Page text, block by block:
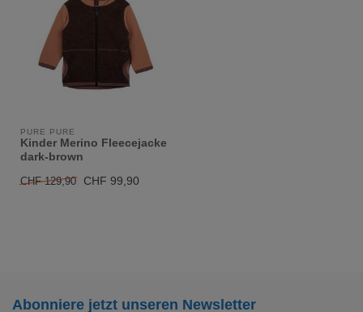
PURE PURE
Kinder Merino Fleecejacke
dark-brown
CHF 129,90 CHF 99,90
Abonniere jetzt unseren Newsletter